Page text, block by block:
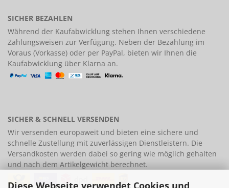
Diese Webseite verwendet Cookies und
SICHER BEZAHLEN
Während der Kaufabwicklung stehen Ihnen verschiedene
Zahlungsweisen zur Verfügung. Neben der Bezahlung im
Voraus (Vorkasse) oder per PayPal, bieten wir Ihnen die
Kaufabwicklung über Klarna an.
SICHER & SCHNELL VERSENDEN
Wir versenden europaweit und bieten eine sichere und
schnelle Zustellung mit zuverlässigen Dienstleistern. Die
Versandkosten werden dabei so gering wie möglich gehalten
und nach dem Artikelgewicht berechnet.